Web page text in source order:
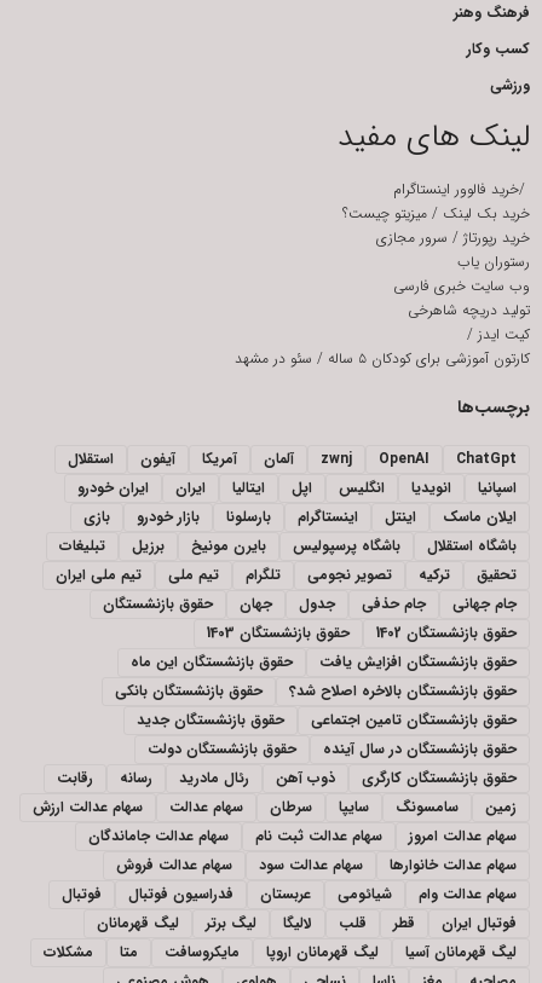
فرهنگ وهنر
کسب وکار
ورزشی
لینک های مفید
/خرید فالوور اینستاگرام
خرید بک لینک / میزیتو چیست؟
خرید رپورتاژ / سرور مجازی
رستوران یاب
وب سایت خبری فارسی
تولید دریچه شاهرخی
کیت ایدز /
کارتون آموزشی برای کودکان ۵ ساله
/ سئو در مشهد
برچسب‌ها
ChatGpt
OpenAI
zwnj آلمان آمریکا آیفون
استقلال
اسپانیا
انویدیا انگلیس اپل ایتالیا ایران
ایران خودرو
ایلان ماسک
اینتل اینستاگرام بارسلونا بازار خودرو
بازی
باشگاه استقلال
باشگاه پرسپولیس بایرن مونیخ برزیل
تبلیغات
تحقیق
ترکیه تصویر نجومی تلگرام تیم ملی
تیم ملی ایران
جام جهانی
جام حذفی جدول جهان
حقوق بازنشستگان
حقوق بازنشستگان 1402
حقوق بازنشستگان 1403
حقوق بازنشستگان افزایش یافت
حقوق بازنشستگان این ماه
حقوق بازنشستگان بالاخره اصلاح شد؟
حقوق بازنشستگان بانکی
حقوق بازنشستگان تامین اجتماعی
حقوق بازنشستگان جدید
حقوق بازنشستگان در سال آینده
حقوق بازنشستگان دولت
حقوق بازنشستگان کارگری
ذوب آهن رئال مادرید رسانه
رقابت
زمین
سامسونگ سایپا سرطان سهام عدالت
سهام عدالت ارزش
سهام عدالت امروز
سهام عدالت ثبت نام
سهام عدالت جاماندگان
سهام عدالت خانوارها
سهام عدالت سود
سهام عدالت فروش
سهام عدالت وام
شیائومی عربستان فدراسیون فوتبال
فوتبال
فوتبال ایران
قطر قلب لالیگا لیگ برتر
لیگ قهرمانان
لیگ قهرمانان آسیا
لیگ قهرمانان اروپا مایکروسافت متا
مشکلات